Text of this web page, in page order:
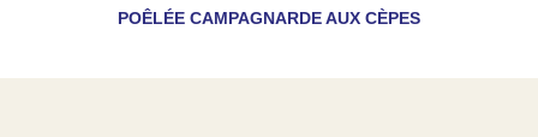
POÊLÉE CAMPAGNARDE AUX CÈPES